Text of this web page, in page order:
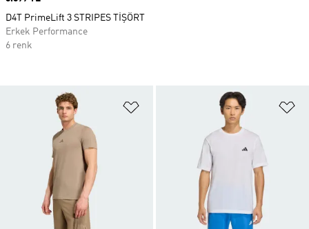
Favori Listesine Ekle
D4T PrimeLift 3 STRIPES TİŞÖRT
Erkek Performance
6 renk